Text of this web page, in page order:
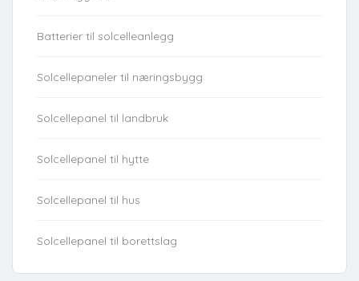
Batterier til solcelleanlegg
Solcellepaneler til næringsbygg
Solcellepanel til landbruk
Solcellepanel til hytte
Solcellepanel til hus
Solcellepanel til borettslag